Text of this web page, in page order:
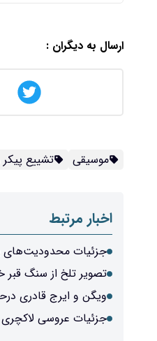
ارسال به دیگران :
موسیقی تشییع
اخبار مرتبط
جزئیات محدودیت‌های
تصویر تلخ از سنگ قبر
ویگن و ایرج قادری
جزئیات عروسی